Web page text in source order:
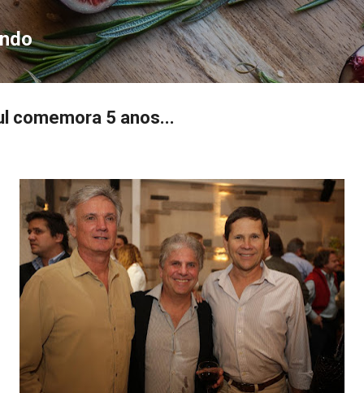
Pular para o conteúdo principal
comemora 5 anos...